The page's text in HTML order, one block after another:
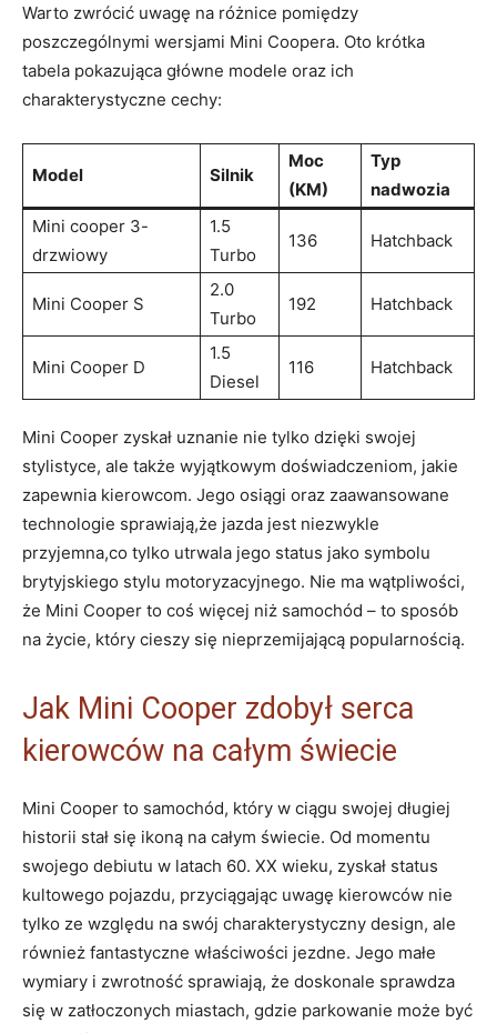
Warto zwrócić uwagę na różnice pomiędzy
poszczególnymi wersjami Mini Coopera. Oto krótka
tabela pokazująca główne modele oraz ich
charakterystyczne cechy:
Model Silnik
Moc
(KM)
Typ
nadwozia
Mini cooper 3-
drzwiowy
1.5
Turbo
136 Hatchback
Mini Cooper S
2.0
Turbo
192 Hatchback
Mini Cooper D
1.5
Diesel
116 Hatchback
Mini Cooper zyskał uznanie nie tylko dzięki swojej
stylistyce, ale także wyjątkowym doświadczeniom, jakie
zapewnia kierowcom. Jego osiągi oraz zaawansowane
technologie sprawiają,że jazda jest niezwykle
przyjemna,co tylko utrwala jego status jako symbolu
brytyjskiego stylu motoryzacyjnego. Nie ma wątpliwości,
że Mini Cooper to coś więcej niż samochód – to sposób
na życie, który cieszy się nieprzemijającą popularnością.
Jak Mini Cooper zdobył serca
kierowców na całym świecie
Mini Cooper to samochód, który w ciągu swojej długiej
historii stał się ikoną na całym świecie. Od momentu
swojego debiutu w latach 60. XX wieku, zyskał status
kultowego pojazdu, przyciągając uwagę kierowców nie
tylko ze względu na swój charakterystyczny design, ale
również fantastyczne właściwości jezdne. Jego małe
wymiary i zwrotność sprawiają, że doskonale sprawdza
się w zatłoczonych miastach, gdzie parkowanie może być